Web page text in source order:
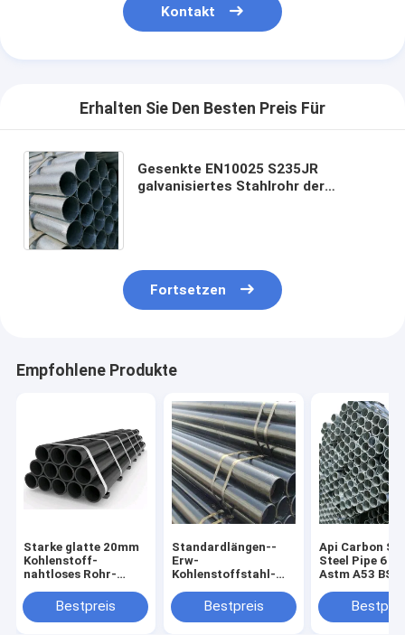
Kontakt
Erhalten Sie Den Besten Preis Für
Gesenkte EN10025 S235JR
galvanisiertes Stahlrohr der
Fortsetzen
Empfohlene Produkte
Starke glatte 20mm
Kohlenstoff-
nahtloses Rohr-
B
Bestpreis
Standardlängen--
Erw-
Kohlenstoffstahl-
A 234 WpbBestpreis
Api Carbon
Steel Pipe 6
Astm A53 BS
Galvanized